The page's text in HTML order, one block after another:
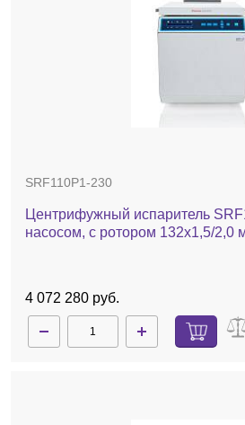
SRF110P1-230
Центрифужный испаритель
насосом, с ротором 132х1,5/2,0
4 072 280 руб.